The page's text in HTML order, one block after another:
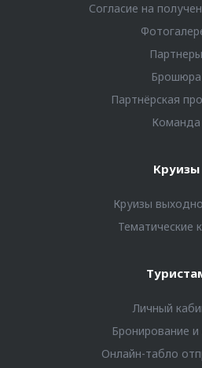
Согласие на
Партнеры
Брошюра
Партнёрская
Команда
Круизы
Круизы
Тематические
Личный
Бронирование и
Онлайн-табло